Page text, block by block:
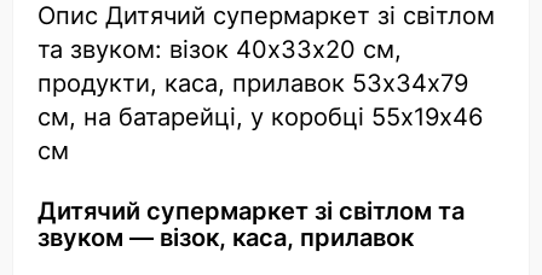
Опис Дитячий супермаркет зі світлом
та звуком: візок 40х33х20 см,
продукти, каса, прилавок 53х34х79
см, на батарейці, у коробці 55х19х46
см
Дитячий супермаркет зі світлом та
звуком — візок, каса, прилавок